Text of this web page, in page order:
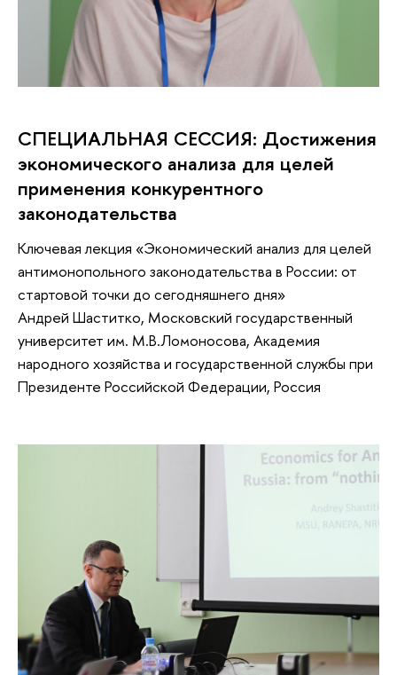
СПЕЦИАЛЬНАЯ СЕССИЯ: Достижения
экономического анализа для целей
применения конкурентного
законодательства
Ключевая лекция «Экономический анализ для целей
антимонопольного законодательства в России: от
стартовой точки до сегодняшнего дня»
Андрей Шаститко, Московский государственный
университет им. М.В.Ломоносова, Академия
народного хозяйства и государственной службы при
Президенте Российской Федерации, Россия